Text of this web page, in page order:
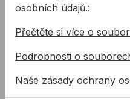
Pilový kotouč BOSCH
osobních údajů.:
Přečtěte si více o
Podrobnosti o
Naše zásady ochrany